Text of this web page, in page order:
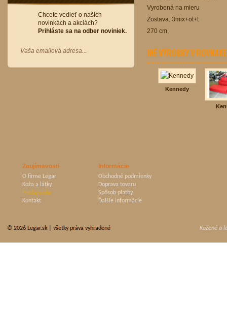
Chcete vedieť o našich
novinkách a akciách?
Prihláste sa na odber noviniek.
Vyrobená na mieru
Zostava: 3mix+ot+t
270 cm,
INÉ VÝROBKY V
Kennedy
Zaujímavosti
O firme Legar
Koža a látky
Predajcovia
Kontakt
Informácie
Obchodné podmienky
Doprava tovaru
Spôsob platby
Ďalšie informácie
© 2026 Legar.sk| všetky práva vyhradené Kožené a